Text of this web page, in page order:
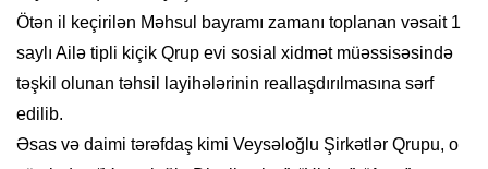
Ötən il keçirilən Məhsul bayramı zamanı toplanan vəsait 1
saylı Ailə tipli kiçik Qrup evi sosial xidmət müəssisəsində
təşkil olunan təhsil layihələrinin reallaşdırılmasına sərf
edilib.
Əsas və daimi tərəfdaş kimi Veysəloğlu Şirkətlər Qrupu, o